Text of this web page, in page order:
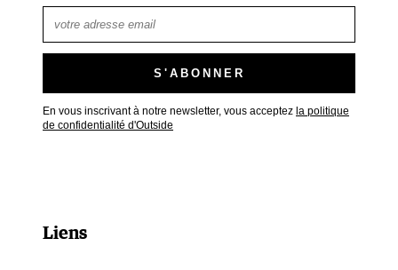
En vous inscrivant à notre newsletter, vous acceptez la politique
de confidentialité d'Outside
Liens